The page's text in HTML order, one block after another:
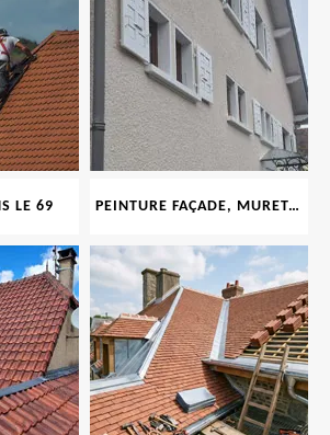
LE 69 PEINTURE FAÇADE, MURET, TOITURE, BOISERIE, FERRONERIE, GOUTTIÈRE 69